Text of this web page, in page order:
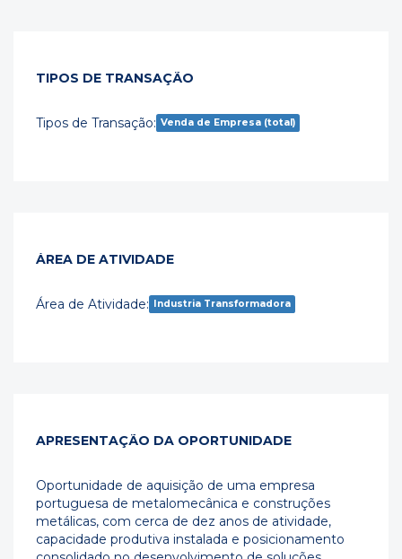
TIPOS DE TRANSAÇÃO
Tipos de Transação: Venda de Empresa (total)
ÁREA DE ATIVIDADE
Área de Atividade: Industria Transformadora
APRESENTAÇÃO DA OPORTUNIDADE
Oportunidade de aquisição de uma empresa
portuguesa de metalomecânica e construções
metálicas, com cerca de dez anos de atividade,
capacidade produtiva instalada e posicionamento